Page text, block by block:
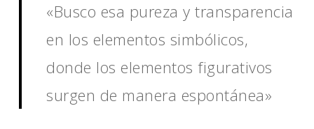
«Busco esa pureza y transparencia
en los elementos simbólicos,
donde los elementos figurativos
surgen de manera espontánea»